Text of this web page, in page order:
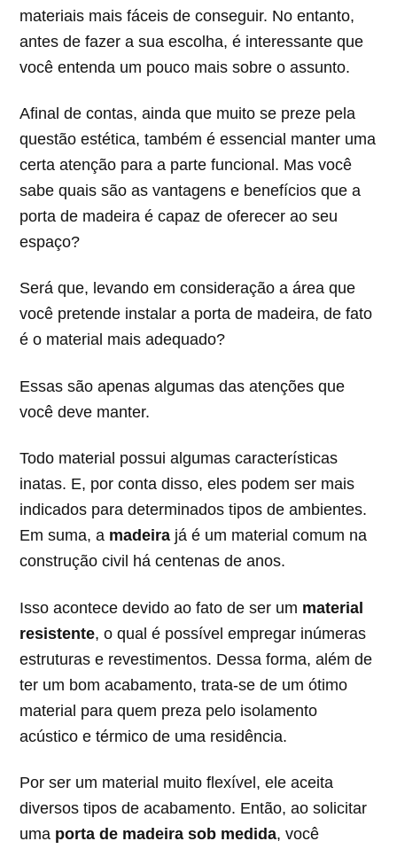
materiais mais fáceis de conseguir. No entanto,
antes de fazer a sua escolha, é interessante que
você entenda um pouco mais sobre o assunto.
Afinal de contas, ainda que muito se preze pela
questão estética, também é essencial manter uma
certa atenção para a parte funcional. Mas você
sabe quais são as vantagens e benefícios que a
porta de madeira é capaz de oferecer ao seu
espaço?
Será que, levando em consideração a área que
você pretende instalar a porta de madeira, de fato
é o material mais adequado?
Essas são apenas algumas das atenções que
você deve manter.
Todo material possui algumas características
inatas. E, por conta disso, eles podem ser mais
indicados para determinados tipos de ambientes.
Em suma, a madeira já é um material comum na
construção civil há centenas de anos.
Isso acontece devido ao fato de ser um material
resistente, o qual é possível empregar inúmeras
estruturas e revestimentos. Dessa forma, além de
ter um bom acabamento, trata-se de um ótimo
material para quem preza pelo isolamento
acústico e térmico de uma residência.
Por ser um material muito flexível, ele aceita
diversos tipos de acabamento. Então, ao solicitar
uma porta de madeira sob medida, você